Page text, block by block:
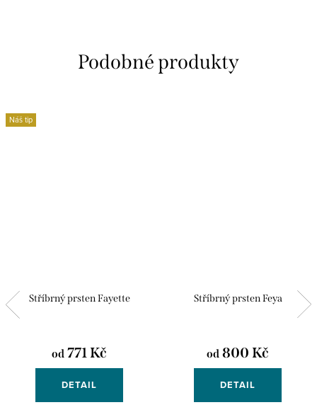
Náš tip
Stříbrný prsten Fayette
od 771 Kč
DETAIL
Stříbrný prsten Feya
od 800 Kč
DETAIL